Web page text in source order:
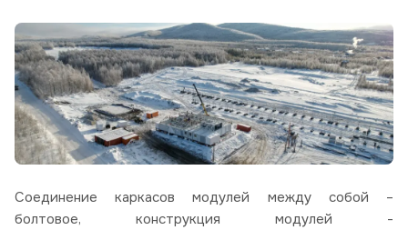
Соединение каркасов модулей между собой –
болтовое, конструкция модулей -